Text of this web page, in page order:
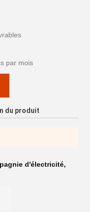
par mois
du produit
d'électricité,